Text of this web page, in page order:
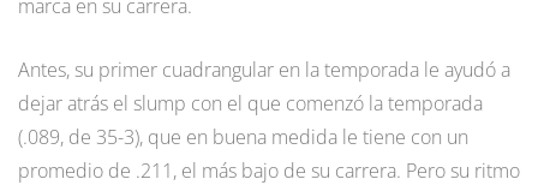
marca en su carrera.
Antes, su primer cuadrangular en la temporada le ayudó a
dejar atrás el slump con el que comenzó la temporada
(.089, de 35-3), que en buena medida le tiene con un
promedio de .211, el más bajo de su carrera. Pero su ritmo